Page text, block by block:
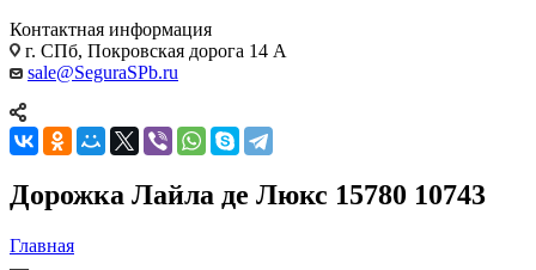
Контактная информация
г. СПб, Покровская дорога 14 А
sale@SeguraSPb.ru
Дорожка Лайла де Люкс 15780 10743
Главная